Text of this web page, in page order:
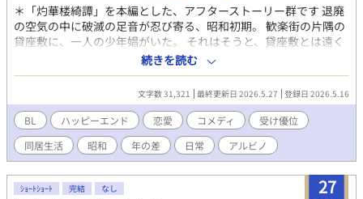
＊「灼華楼綺譚」を本編とした、アフターストーリー群です 退廃
の空気の中に破滅の足音が忍び寄る、昭和初期。 歓楽街の片隅の
貸座敷に、一人の少年娼がいた。 それはそうと、貸座敷とは遠く
離れた北の地に、少年娼とよく似た白子の作家がいた。 そして、
顔と口の回り方だけは妙に良い謎の男と、安アパートの一室で奇
妙な同居生活を送っていた。 一緒に起きる。食う。書く。寝る。
ただそれだけが、一度死んでまで二人が欲しかったものだった。
これは、美しい悲劇ではない。 共に生きるために全てを捨てて、
それでも日々に小さな幸福を見つける、二人のどうでもいい後日
談。
続きを読む
文字数 31,321 最終更新日 2026.5.27 登録日 2026.5.16
BL ハッピーエンド 恋愛 コメディ
受け優位
同居生活
昭和 年の差 日常 アルビノ
27
ｼｮｰﾄｼｮｰﾄ 完結 なし